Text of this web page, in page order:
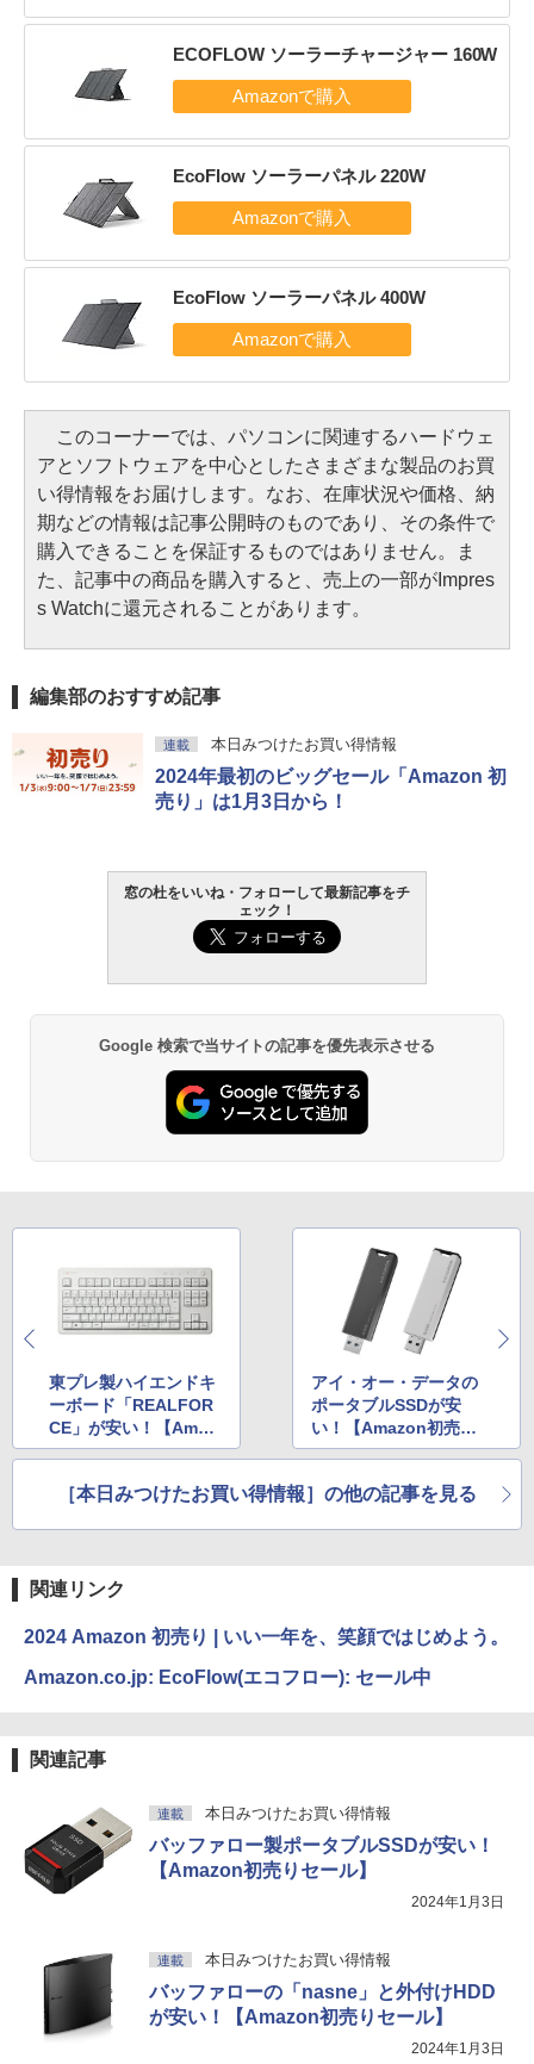
ECOFLOW ソーラーチャージャー 160W
EcoFlow ソーラーパネル 220W
EcoFlow ソーラーパネル 400W
このコーナーでは、パソコンに関連するハードウェ
アとソフトウェアを中心としたさまざまな製品のお買
い得情報をお届けします。なお、在庫状況や価格、納
期などの情報は記事公開時のものであり、その条件で
購入できることを保証するものではありません。ま
た、記事中の商品を購入すると、売上の一部がImpres
s Watchに還元されることがあります。
編集部のおすすめ記事
連載 本日みつけたお買い得情報
2024年最初のビッグセール「Amazon 初
売り」は1月3日から！
窓の杜をいいね・フォローして最新記事をチ
ェック！
Google 検索で当サイトの記事を優先表示させる
東プレ製ハイエンドキ
ーボード「REALFOR
CE」が安い！【Amaz
on初売りセール】
アイ・オー・データの
ポータブルSSDが安
い！【Amazon初売り
セール】
［本日みつけたお買い得情報］の他の記事を見る
関連リンク
2024 Amazon 初売り | いい一年を、笑顔ではじめよう。
Amazon.co.jp: EcoFlow(エコフロー): セール中
関連記事
連載 本日みつけたお買い得情報
バッファロー製ポータブルSSDが安い！
【Amazon初売りセール】
2024年1月3日
連載 本日みつけたお買い得情報
バッファローの「nasne」と外付けHDD
が安い！【Amazon初売りセール】
2024年1月3日